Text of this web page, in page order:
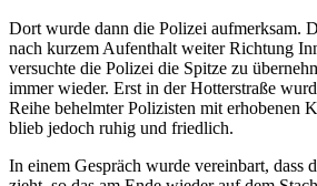
Dort wurde dann die Polizei aufmerksam.
nach kurzem Aufenthalt weiter Richtung
versuchte die Polizei die Spitze zu
immer wieder. Erst in der Hotterstraße
Reihe behelmter Polizisten mit erhobenen
blieb jedoch ruhig und friedlich.
In einem Gespräch wurde vereinbart, dass